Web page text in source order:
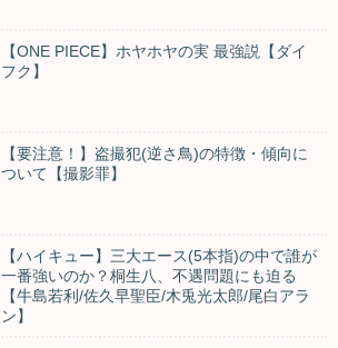
【ONE PIECE】ホヤホヤの実 最強説【ダイ
フク】
【要注意！】盗撮犯(逆さ鳥)の特徴・傾向に
ついて【撮影罪】
【ハイキュー】三大エース(5本指)の中で誰が
一番強いのか？桐生八、不遇問題にも迫る
【牛島若利/佐久早聖臣/木兎光太郎/尾白アラ
ン】